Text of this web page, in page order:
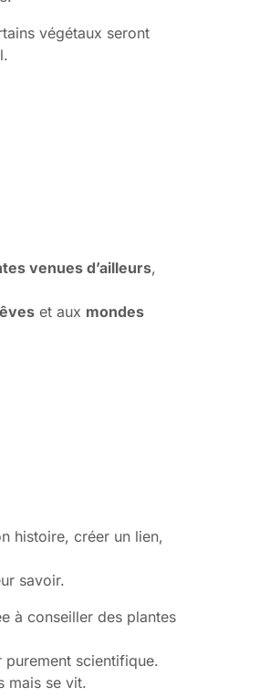
végétaux seront
venues d’ailleurs,
et aux mondes
histoire, créer un lien,
savoir.
à conseiller des plantes
purement scientifique.
mais se vit.